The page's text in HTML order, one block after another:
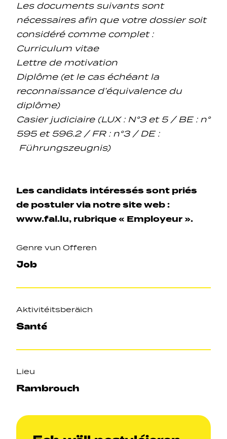
Les documents suivants sont
nécessaires afin que votre dossier soit
considéré comme complet :
Curriculum vitae
Lettre de motivation
Diplôme (et le cas échéant la
reconnaissance d’équivalence du
diplôme)
Casier judiciaire (LUX : N°3 et 5 / BE : n°
595 et 596.2 / FR : n°3 / DE :
Führungszeugnis)
Les candidats intéressés sont priés
de postuler via notre site web :
www.fal.lu, rubrique « Employeur ».
Genre vun Offeren
Job
Aktivitéitsberäich
Santé
Lieu
Rambrouch